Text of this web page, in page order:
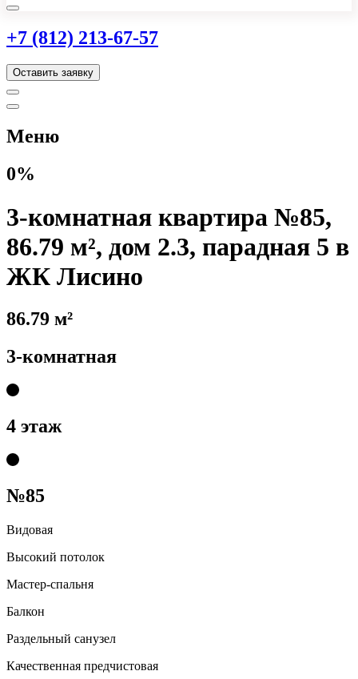
+7 (812) 213-67-57
Оставить заявку
Меню
0%
3-комнатная квартира №85,
86.79 м², дом 2.3, парадная 5 в
ЖК Лисино
86.79 м²
3-комнатная
4 этаж
№85
Видовая
Высокий потолок
Мастер-спальня
Балкон
Раздельный санузел
Качественная предчистовая